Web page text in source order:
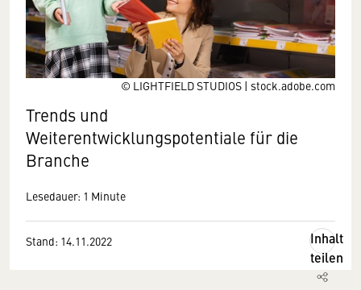
© LIGHTFIELD STUDIOS | stock.adobe.com
Trends und
Weiterentwicklungspotentiale für die
Branche
Lesedauer: 1 Minute
Stand: 14.11.2022
Inhalt
teilen